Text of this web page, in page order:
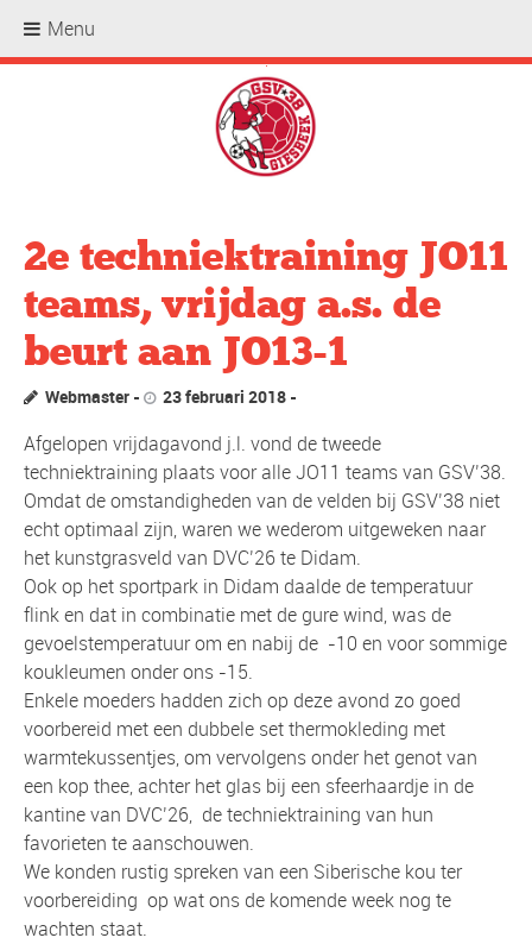
.
2e techniektraining JO11
teams, vrijdag a.s. de
beurt aan JO13-1
Webmaster 23 februari 2018
Afgelopen vrijdagavond j.l. vond de tweede
techniektraining plaats voor alle JO11 teams van GSV’38.
Omdat de omstandigheden van de velden bij GSV’38 niet
echt optimaal zijn, waren we wederom uitgeweken naar
het kunstgrasveld van DVC’26 te Didam.
Ook op het sportpark in Didam daalde de temperatuur
flink en dat in combinatie met de gure wind, was de
gevoelstemperatuur om en nabij de -10 en voor sommige
koukleumen onder ons -15.
Enkele moeders hadden zich op deze avond zo goed
voorbereid met een dubbele set thermokleding met
warmtekussentjes, om vervolgens onder het genot van
een kop thee, achter het glas bij een sfeerhaardje in de
kantine van DVC’26, de techniektraining van hun
favorieten te aanschouwen.
We konden rustig spreken van een Siberische kou ter
voorbereiding op wat ons de komende week nog te
wachten staat.
Menu